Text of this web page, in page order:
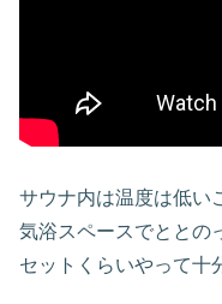
サウナ内は温度は低い
気浴スペースでととの
セットくらいやって十